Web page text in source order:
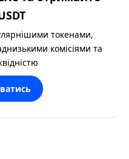
токенами,
комісіями та